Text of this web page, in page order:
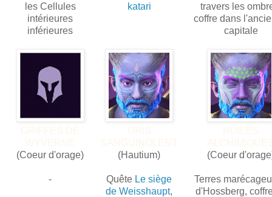
les Cellules
intérieures
inférieures
katari
travers les
coffre dans
capitale
GRIFFES DE
WYVERNE
(Coeur d'orage)
-
GRIS
SANGUINOLENT
(Hautium)
Quête Le siège
de Weisshaupt,
HUILES
(Coeur
Terres
d'Hossberg,